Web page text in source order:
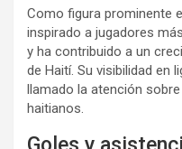
Como figura prominente
inspirado a jugadores
y ha contribuido a un
de Haití. Su visibilidad en
llamado la atención
haitianos.